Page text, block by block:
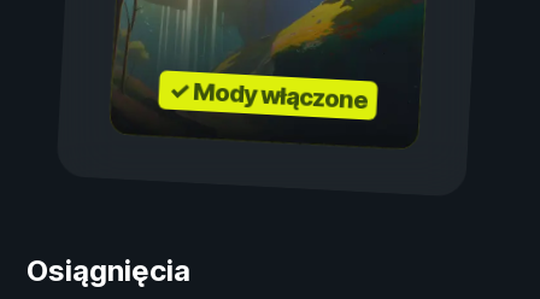
✓ Mody włączone
Osiągnięcia